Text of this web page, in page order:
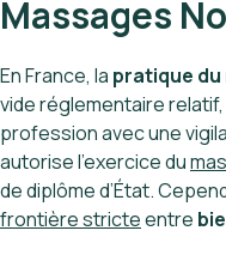
Massages
En France, la pratique
vide réglementaire
profession avec une
autorise l’exercice du
de diplôme d’État.
frontière stricteentre